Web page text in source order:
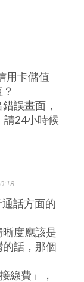
用卡儲值
誤畫面，
請24小時候
話方面的
度應該是
話，那個
線費」，